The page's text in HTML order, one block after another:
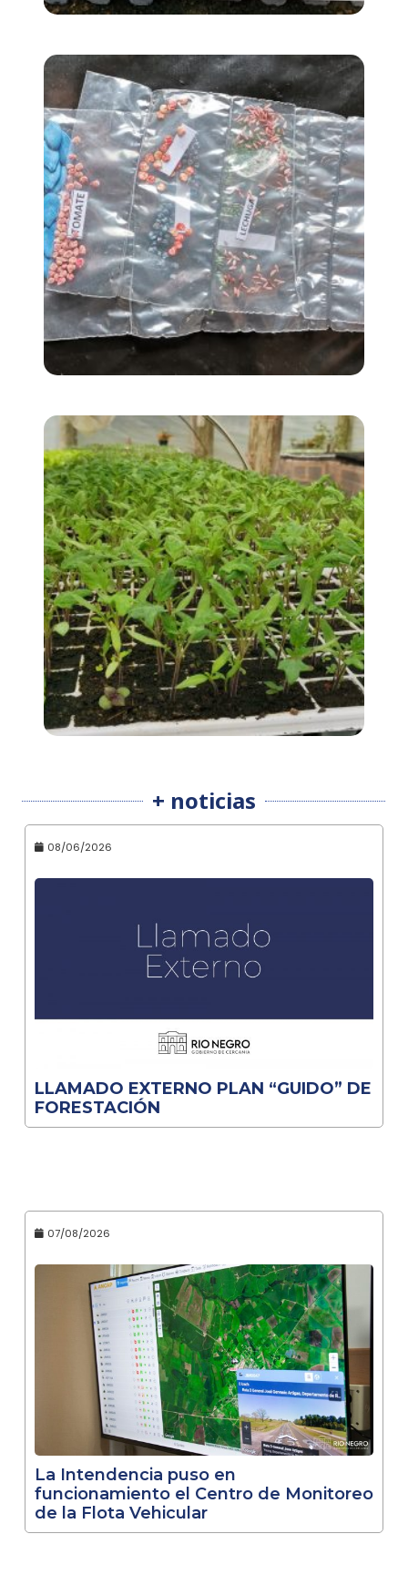
+ noticias
08/06/2026
LLAMADO EXTERNO PLAN “GUIDO” DE
FORESTACIÓN
07/08/2026
La Intendencia puso en
funcionamiento el Centro de Monitoreo
de la Flota Vehicular